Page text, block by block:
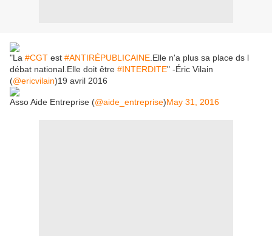
"La #CGT est #ANTIRÉPUBLICAINE .Elle n'a plus sa place ds l
débat national.Elle doit être #INTERDITE" -Éric Vilain
(@ericvilain)19 avril 2016
Asso Aide Entreprise (@aide_entreprise)May 31, 2016